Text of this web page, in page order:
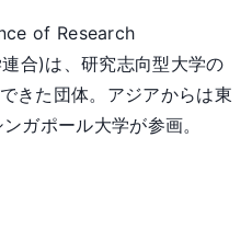
of Research
合)は、研究志向型大学の
きた団体。アジアからは東
ガポール大学が参画。